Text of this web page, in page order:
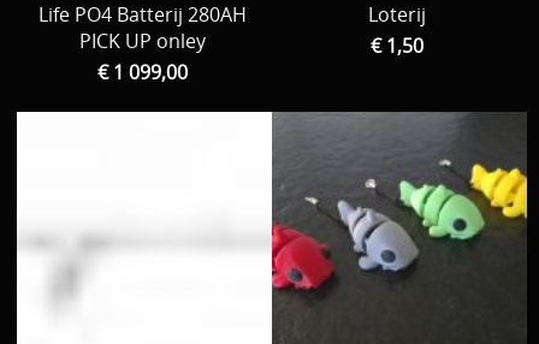
Life PO4 Batterij 280AH
PICK UP onley
€ 1 099,00
Loterij
€ 1,50